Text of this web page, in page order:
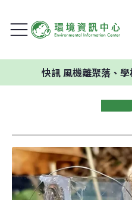
風機離聚落、學校過近